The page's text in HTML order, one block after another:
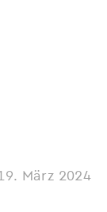
März 2024